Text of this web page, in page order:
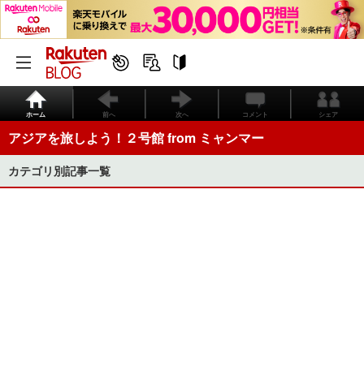
ホーム 前へ 次へ コメント シェア
アジアを旅しよう！２号館 from ミャンマー
カテゴリ別記事一覧